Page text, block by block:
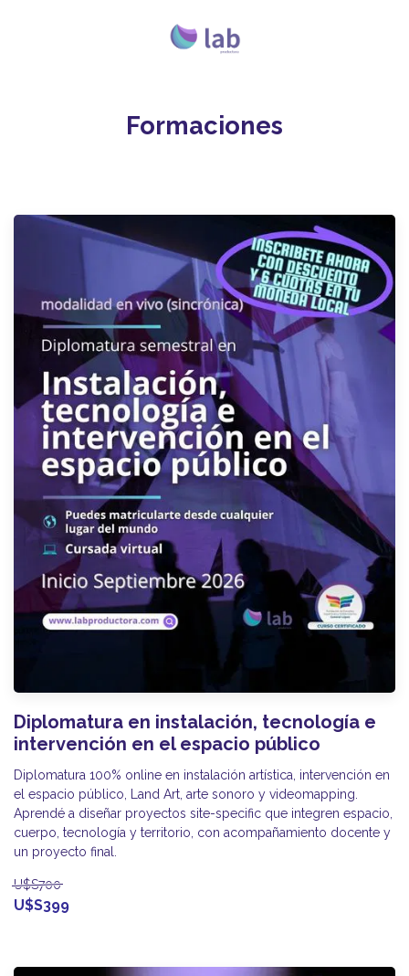
Formaciones
Diplomatura en instalación, tecnología e
intervención en el espacio público
Diplomatura 100% online en instalación artística, intervención en
el espacio público, Land Art, arte sonoro y videomapping.
Aprendé a diseñar proyectos site-specific que integren espacio,
cuerpo, tecnología y territorio, con acompañamiento docente y
un proyecto final.
U$S700
U$S399